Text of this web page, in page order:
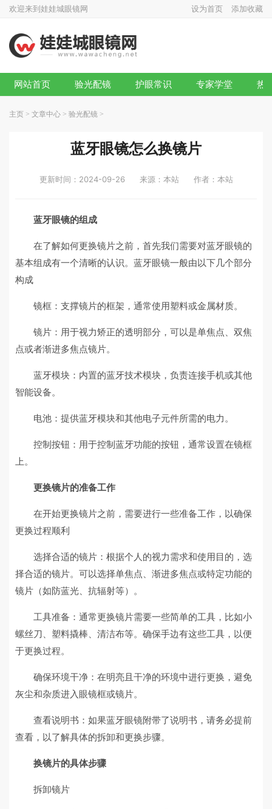
欢迎来到娃娃城眼镜网 设为首页 添加收藏
网站首页 验光配镜 护眼常识 专家学堂 热
主页 > 文章中心 > 验光配镜 >
蓝牙眼镜怎么换镜片
更新时间：2024-09-26 来源：本站 作者：本站
蓝牙眼镜的组成
在了解如何更换镜片之前，首先我们需要对蓝牙眼镜的
基本组成有一个清晰的认识。蓝牙眼镜一般由以下几个部分
构成
镜框：支撑镜片的框架，通常使用塑料或金属材质。
镜片：用于视力矫正的透明部分，可以是单焦点、双焦
点或者渐进多焦点镜片。
蓝牙模块：内置的蓝牙技术模块，负责连接手机或其他
智能设备。
电池：提供蓝牙模块和其他电子元件所需的电力。
控制按钮：用于控制蓝牙功能的按钮，通常设置在镜框
上。
更换镜片的准备工作
在开始更换镜片之前，需要进行一些准备工作，以确保
更换过程顺利
选择合适的镜片：根据个人的视力需求和使用目的，选
择合适的镜片。可以选择单焦点、渐进多焦点或特定功能的
镜片（如防蓝光、抗辐射等）。
工具准备：通常更换镜片需要一些简单的工具，比如小
螺丝刀、塑料撬棒、清洁布等。确保手边有这些工具，以便
于更换过程。
确保环境干净：在明亮且干净的环境中进行更换，避免
灰尘和杂质进入眼镜框或镜片。
查看说明书：如果蓝牙眼镜附带了说明书，请务必提前
查看，以了解具体的拆卸和更换步骤。
换镜片的具体步骤
拆卸镜片